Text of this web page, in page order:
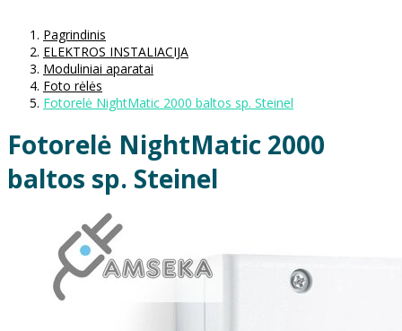
Pagrindinis
ELEKTROS INSTALIACIJA
Moduliniai aparatai
Foto rėlės
Fotorelė NightMatic 2000 baltos sp. Steinel
Fotorelė NightMatic 2000
baltos sp. Steinel